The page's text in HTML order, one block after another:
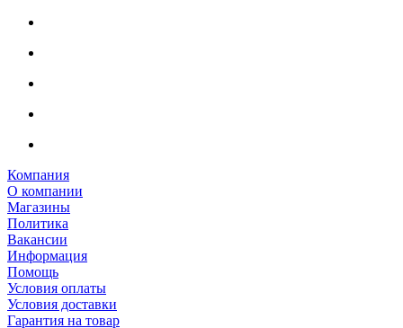
Компания
О компании
Магазины
Политика
Вакансии
Информация
Помощь
Условия оплаты
Условия доставки
Гарантия на товар